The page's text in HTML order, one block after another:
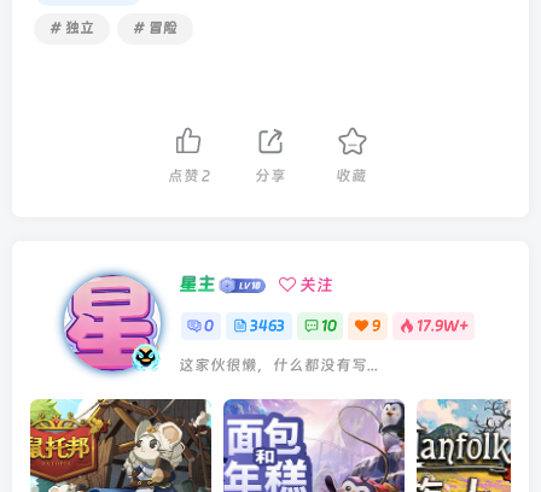
# 独立 # 冒险
点赞 2 分享 收藏
星主 关注
0 3463 10 9 17.9W+
这家伙很懒，什么都没有写...